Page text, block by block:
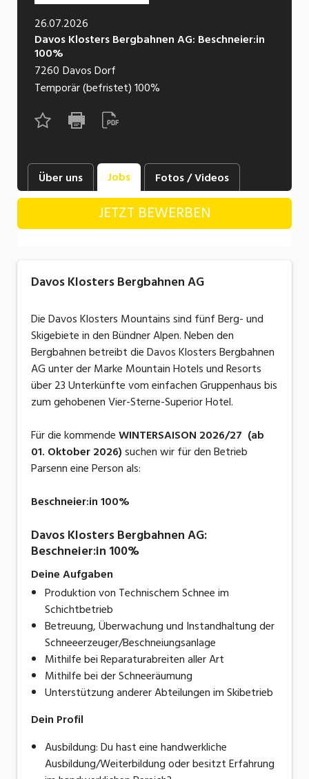
Ferienjob
POSITION
Führungsposition
Management / Kader
Engineering, Technik, Architektur
Finanzen, Controlling, Treuhand, Recht
Gartenbau, Landwirtschaft, Forstwirtschaft
Lebensmittel
Industrie, Maschinenbau, Anlagenbau,
Produktion
Informatik, Telekommunikation
Mechanik, Elektronik, Optik, Textil (Fertigung)
Medizin, Gesundheitswesen, Pflege
Sicherheit, Rettung, Polizei, Zoll
Verkauf, Handel, Kundenberatung,
Aussendienst
26.07.2026
Davos Klosters Bergbahnen AG: Beschneier:in
100%
7260 Davos Dorf
Temporär (befristet)100%
Über uns Jobs Fotos / Videos
JETZT BEWERBEN
Davos Klosters Bergbahnen AG
Die Davos Klosters Mountains sind fünf Berg- und
Skigebiete in den Bündner Alpen. Neben den
Bergbahnen betreibt die Davos Klosters Bergbahnen
AG unter der Marke Mountain Hotels und Resorts
über 23 Unterkünfte vom einfachen Gruppenhaus bis
zum gehobenen Vier-Sterne-Superior Hotel.
Für die kommendeWINTERSAISON 2026/27 (ab
01. Oktober 2026)suchen wir für den Betrieb
Parsenn eine Person als:
Beschneier:in 100%
Davos Klosters Bergbahnen AG:
Beschneier:in 100%
Deine Aufgaben
Produktion von Technischem Schnee im
Schichtbetrieb
Betreuung, Überwachung und Instandhaltung der
Schneeerzeuger/Beschneiungsanlage
Mithilfe bei Reparaturabreiten aller Art
Mithilfe bei der Schneeräumung
Unterstützung anderer Abteilungen im Skibetrieb
Dein Profil
Ausbildung: Du hast eine handwerkliche
Ausbildung/Weiterbildung oder besitzt Erfahrung